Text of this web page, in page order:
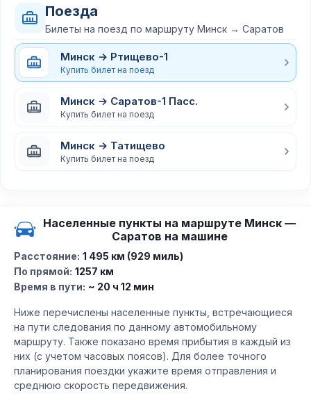
Поезда
Билеты на поезд по маршруту Минск → Саратов
Минск → Ртищево-1
Купить билет на поезд
Минск → Саратов-1 Пасс.
Купить билет на поезд
Минск → Татищево
Купить билет на поезд
Населенные пункты на маршруте Минск —
Саратов на машине
Расстояние: 1 495 км (929 миль)
По прямой: 1257 км
Время в пути: ~ 20 ч 12 мин
Ниже перечислены населенные пункты, встречающиеся
на пути следования по данному автомобильному
маршруту. Также показано время прибытия в каждый из
них (с учетом часовых поясов). Для более точного
планирования поездки укажите время отправления и
среднюю скорость передвижения.